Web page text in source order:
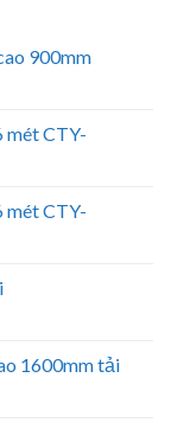
900mm
mét CTY-
mét CTY-
1600mm tải